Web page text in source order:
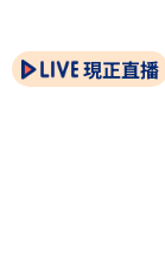
現正直播